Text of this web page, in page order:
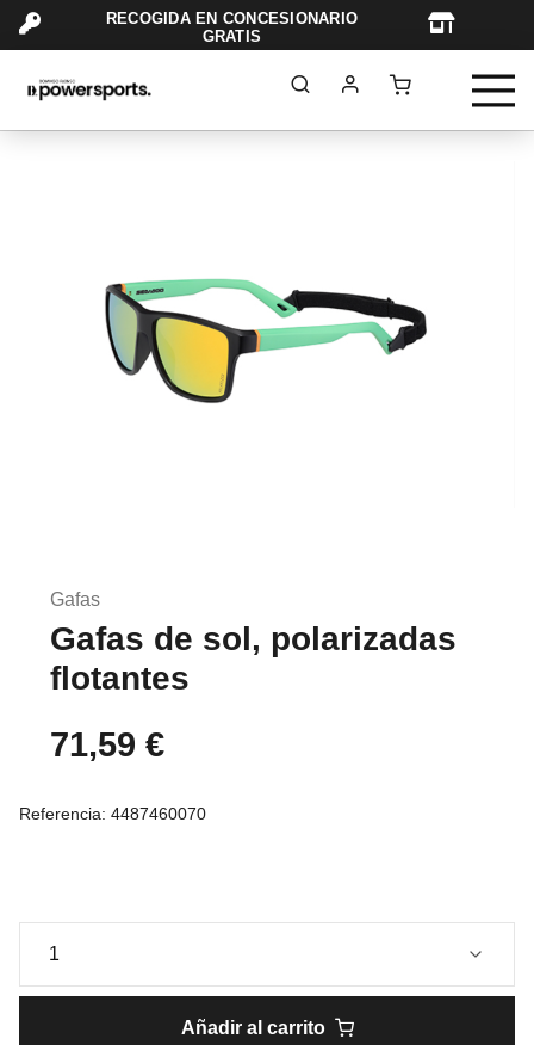
RECOGIDA EN CONCESIONARIO
GRATIS
Gafas
Gafas de sol, polarizadas
flotantes
71,59 €
Referencia: 4487460070
Añadir al carrito
comienzo
galería
imágenes